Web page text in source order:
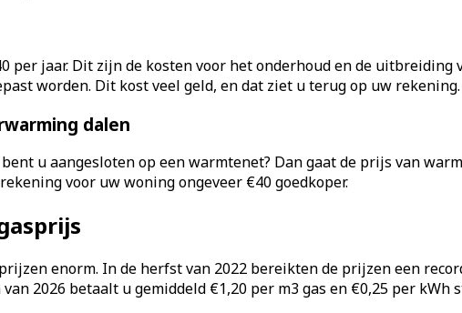
per jaar. Dit zijn de kosten voor het onderhoud en de
worden. Dit kost veel geld, en dat ziet u terug op uw rekening.
dalen
u aangesloten op een warmtenet? Dan gaat de prijs van
voor uw woning ongeveer €40 goedkoper.
enorm. In de herfst van 2022 bereikten de prijzen een
2026 betaalt u gemiddeld €1,20 per m3 gas en €0,25 per kWh